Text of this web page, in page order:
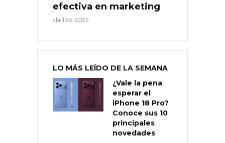
efectiva en marketing
abril 26, 2022
LO MÁS LEÍDO DE LA SEMANA
¿Vale la pena
esperar el
iPhone 18 Pro?
Conoce sus 10
principales
novedades